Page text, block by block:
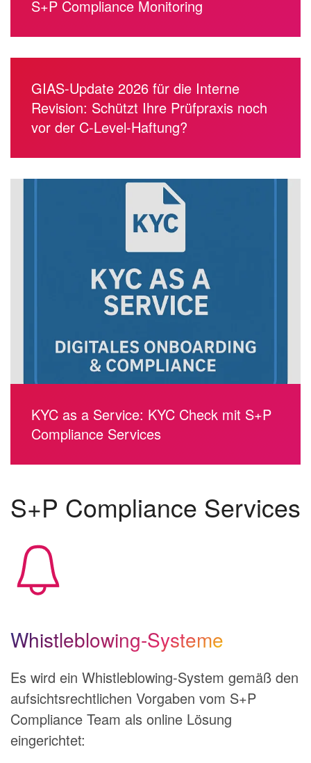
S+P Compliance Monitoring
GIAS-Update 2026 für die Interne
Revision: Schützt Ihre Prüfpraxis noch
vor der C-Level-Haftung?
KYC as a Service: KYC Check mit S+P
Compliance Services
S+P Compliance Services
Whistleblowing-Systeme
Es wird ein Whistleblowing-System gemäß den
aufsichtsrechtlichen Vorgaben vom S+P
Compliance Team als online Lösung
eingerichtet: